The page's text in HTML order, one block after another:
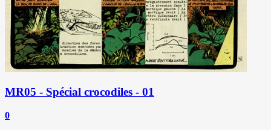
MR05 - Spécial crocodiles - 01
0